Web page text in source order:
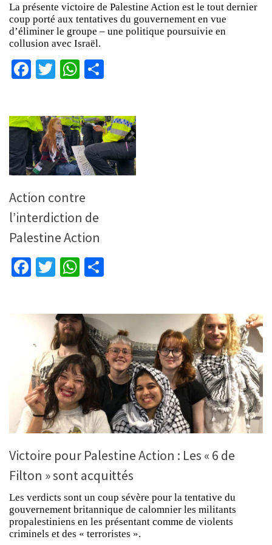
La présente victoire de Palestine Action est le tout dernier
coup porté aux tentatives du gouvernement en vue
d’éliminer le groupe – une politique poursuivie en
collusion avec Israël.
Facebook
TwitterWhatsApp
Action contre
l’interdiction de
Palestine Action
Facebook
TwitterWhatsApp
Victoire pour Palestine Action : Les « 6 de
Filton » sont acquittés
Les verdicts sont un coup sévère pour la tentative du
gouvernement britannique de calomnier les militants
propalestiniens en les présentant comme de violents
criminels et des « terroristes ».